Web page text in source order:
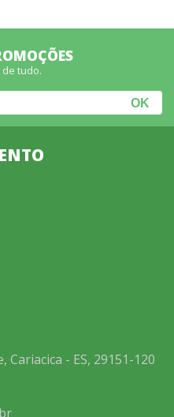
tudo.
Cariacica - ES, 29151-120